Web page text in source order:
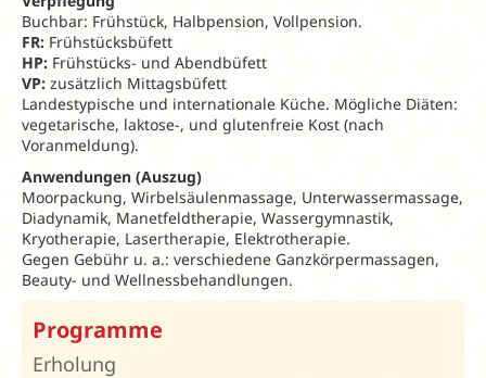
Buchbar: Frühstück, Halbpension, Vollpension.
FR: Frühstücksbüfett
HP: Frühstücks- und Abendbüfett
VP: zusätzlich Mittagsbüfett
Landestypische und internationale Küche. Mögliche Diäten:
vegetarische, laktose-, und glutenfreie Kost (nach
Voranmeldung).
Anwendungen (Auszug)
Moorpackung, Wirbelsäulenmassage, Unterwassermassage,
Diadynamik, Manetfeldtherapie, Wassergymnastik,
Kryotherapie, Lasertherapie, Elektrotherapie.
Gegen Gebühr u. a.: verschiedene Ganzkörpermassagen,
Beauty- und Wellnessbehandlungen.
Programme
Erholung